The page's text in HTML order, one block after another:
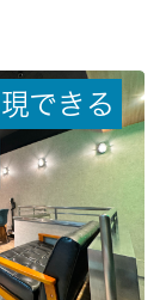
現で き る